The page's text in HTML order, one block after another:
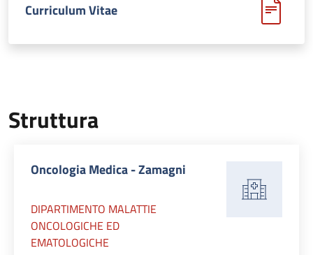
Curriculum Vitae
Struttura
Oncologia Medica - Zamagni
DIPARTIMENTO MALATTIE
ONCOLOGICHE ED
EMATOLOGICHE